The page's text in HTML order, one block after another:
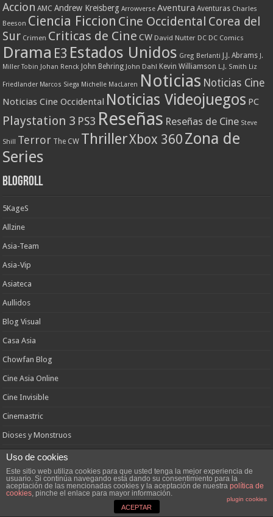
Accion AMC Andrew Kreisberg Arrowverse Aventura Aventuras Charles
Beeson Ciencia Ficcion Cine Occidental Corea del
Sur Crimen Criticas de Cine CW David Nutter DC DC Comics
Drama E3 Estados Unidos Greg Berlanti J.J. Abrams J.
Miller Tobin
Johan Renck John Behring John Dahl Kevin Williamson L.J. Smith Liz
Friedlander Marcos Siega Michelle MacLaren Noticias Noticias Cine
Noticias Cine Occidental Noticias Videojuegos PC
Playstation 3 PS3 Reseñas Reseñas de Cine Steve
Shill Terror The CW ThrillerXbox 360 Zona de
Series
Blogroll
5KageS
Allzine
Asia-Team
Asia-Vip
Asiateca
Aullidos
Blog Visual
Casa Asia
Chowfan Blog
Cine Asia Online
Cine Invisible
Cinemastric
Dioses y Monstruos
El Malo del Final
El Pozo de Sadako
Estrenos Cinema
Uso de cookies
Este sitio web utiliza cookies para que usted tenga la mejor experiencia de
usuario. Si continúa navegando está dando su consentimiento para la
aceptación de las mencionadas cookies y la aceptación de nuestra política de
cookies, pinche el enlace para mayor información.
plugin cookies
ACEPTAR